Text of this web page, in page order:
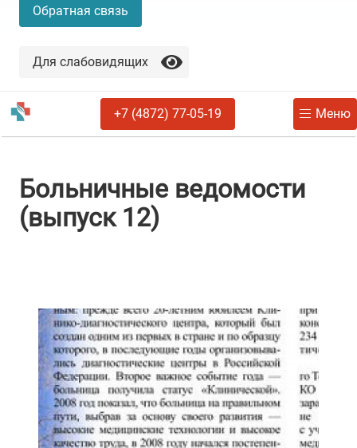
Обратная связь
Для слабовидящих
+7 (4872) 77-05-19 Меню
Больничные ведомости
(выпуск 12)